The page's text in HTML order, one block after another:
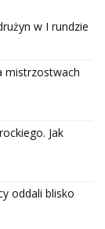
w I rundzie
mistrzostwach
Jak
oddali blisko